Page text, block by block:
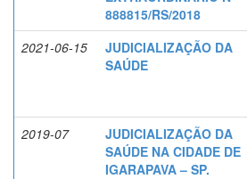
888815/RS/2018
2021-06-15
JUDICIALIZAÇÃO DA
SAÚDE
2019-07
JUDICIALIZAÇÃO DA
SAÚDE NA CIDADE DE
IGARAPAVA – SP.